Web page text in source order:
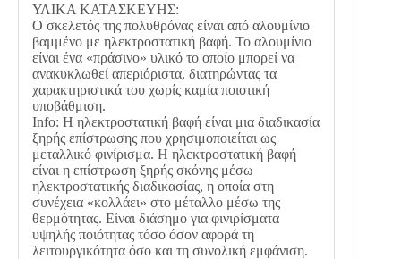
ΥΛΙΚΑ ΚΑΤΑΣΚΕΥΗΣ:
Ο σκελετός της πολυθρόνας είναι από αλουμίνιο
βαμμένο με ηλεκτροστατική βαφή. Το αλουμίνιο
είναι ένα «πράσινο» υλικό το οποίο μπορεί να
ανακυκλωθεί απεριόριστα, διατηρώντας τα
χαρακτηριστικά του χωρίς καμία ποιοτική
υποβάθμιση.
Info: Η ηλεκτροστατική βαφή είναι μια διαδικασία
ξηρής επίστρωσης που χρησιμοποιείται ως
μεταλλικό φινίρισμα. Η ηλεκτροστατική βαφή
είναι η επίστρωση ξηρής σκόνης μέσω
ηλεκτροστατικής διαδικασίας, η οποία στη
συνέχεια «κολλάει» στο μέταλλο μέσω της
θερμότητας. Είναι διάσημο για φινιρίσματα
υψηλής ποιότητας τόσο όσον αφορά τη
λειτουργικότητα όσο και τη συνολική εμφάνιση.